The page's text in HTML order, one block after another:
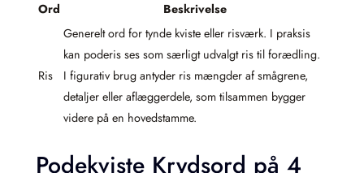
Ord Beskrivelse
Ris
Generelt ord for tynde kviste eller risværk. I praksis
kan poderis ses som særligt udvalgt ris til forædling.
I figurativ brug antyder ris mængder af smågrene,
detaljer eller aflæggerdele, som tilsammen bygger
videre på en hovedstamme.
Podekviste Krydsord på 4